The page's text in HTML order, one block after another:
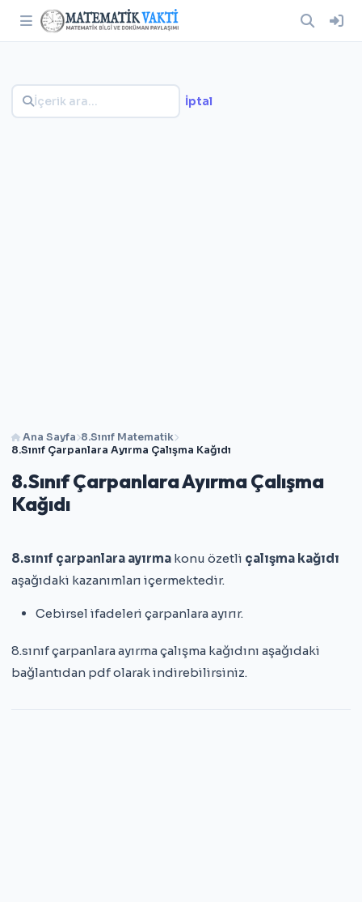
Ana Sayfa 8.Sınıf Matematik
8.Sınıf Çarpanlara Ayırma Çalışma Kağıdı
8.Sınıf Çarpanlara Ayırma Çalışma
Kağıdı
8.sınıf çarpanlara ayırma konu özetli çalışma kağıdı
aşağıdaki kazanımları içermektedir.
Cebirsel ifadeleri çarpanlara ayırır.
8.sınıf çarpanlara ayırma çalışma kağıdını aşağıdaki
bağlantıdan pdf olarak indirebilirsiniz.
İptal